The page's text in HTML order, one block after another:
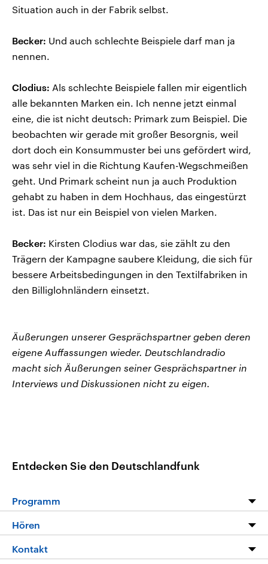
Situation auch in der Fabrik selbst.
Becker: Und auch schlechte Beispiele darf man ja
nennen.
Clodius: Als schlechte Beispiele fallen mir eigentlich
alle bekannten Marken ein. Ich nenne jetzt einmal
eine, die ist nicht deutsch: Primark zum Beispiel. Die
beobachten wir gerade mit großer Besorgnis, weil
dort doch ein Konsummuster bei uns gefördert wird,
was sehr viel in die Richtung Kaufen-Wegschmeißen
geht. Und Primark scheint nun ja auch Produktion
gehabt zu haben in dem Hochhaus, das eingestürzt
ist. Das ist nur ein Beispiel von vielen Marken.
Becker: Kirsten Clodius war das, sie zählt zu den
Trägern der Kampagne saubere Kleidung, die sich für
bessere Arbeitsbedingungen in den Textilfabriken in
den Billiglohnländern einsetzt.
Äußerungen unserer Gesprächspartner geben deren
eigene Auffassungen wieder. Deutschlandradio
macht sich Äußerungen seiner Gesprächspartner in
Interviews und Diskussionen nicht zu eigen.
Entdecken Sie den Deutschlandfunk
Programm
Die Nachrichten
Hören
Livestream
Kontakt